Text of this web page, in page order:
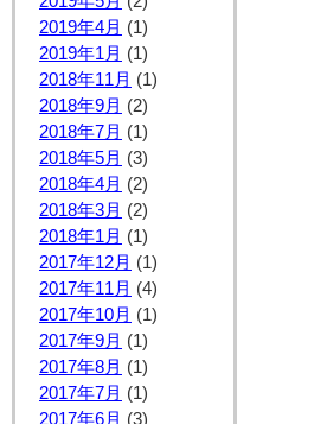
2019年4月 (1)
2019年1月 (1)
2018年11月 (1)
2018年9月 (2)
2018年7月 (1)
2018年5月 (3)
2018年4月 (2)
2018年3月 (2)
2018年1月 (1)
2017年12月 (1)
2017年11月 (4)
2017年10月 (1)
2017年9月 (1)
2017年8月 (1)
2017年7月 (1)
2017年6月 (3)